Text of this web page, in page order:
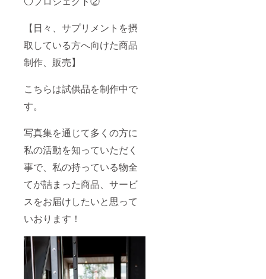
【日々、サプリメントを摂
取している方へ向けた商品
制作、販売】
こちらは試供品を制作中で
す。
写真集を通じて多くの方に
私の活動を知っていただく
事で、私の持っている物全
てが詰まった商品、サービ
スをお届けしたいと思って
いおります！